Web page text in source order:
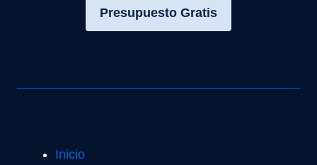
Presupuesto Gratis
Inicio